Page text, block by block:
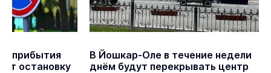
прибытия
остановку
В Йошкар-Оле в течение недели
днём будут перекрывать центр